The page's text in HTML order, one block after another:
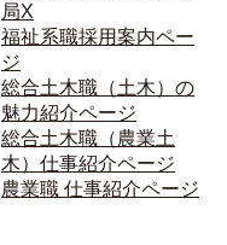
局X
福祉系職採用案内ペー
ジ
総合土木職（土木）の
魅力紹介ページ
総合土木職（農業土
木）仕事紹介ページ
農業職 仕事紹介ページ